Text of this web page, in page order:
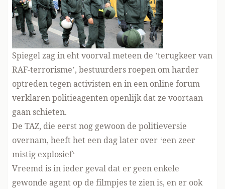
Spiegel zag in eht voorval meteen de ’terugkeer van
RAF-terrorisme’, bestuurders roepen om harder
optreden tegen activisten en in een online forum
verklaren politieagenten openlijk dat ze voortaan
gaan schieten.
De TAZ, die eerst nog gewoon de politieversie
overnam, heeft het een dag later over ‘een zeer
mistig explosief‘
Vreemd is in ieder geval dat er geen enkele
gewonde agent op de filmpjes te zien is, en er ook